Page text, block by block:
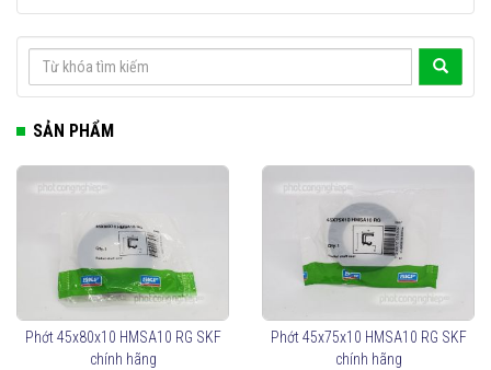
SẢN PHẨM
Phớt 45x80x10 HMSA10 RG SKF
chính hãng
Phớt 45x75x10 HMSA10 RG SKF
chính hãng